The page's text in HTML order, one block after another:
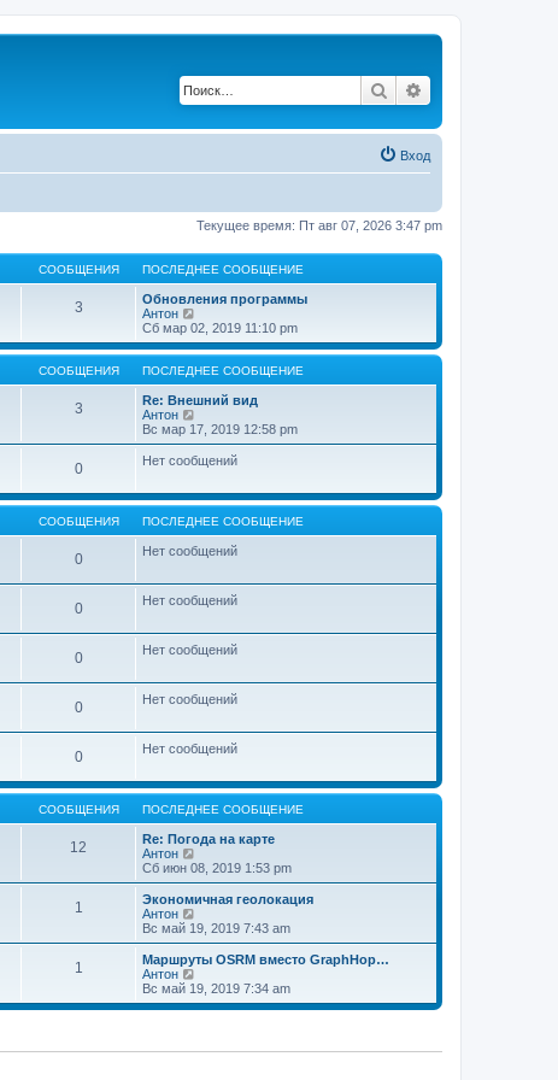
Поиск
Вход
Текущее время: Пт авг 07, 2026 3:47 pm
СООБЩЕНИЯ ПОСЛЕДНЕЕ СООБЩЕНИЕ
3
Обновления программы
Антон
е
р
е
й
т
и
п
о
с
д
н
е
м
у
о
о
щ
е
н
ю
Сб мар 02, 2019 11:10 pm
СООБЩЕНИЯ ПОСЛЕДНЕЕ СООБЩЕНИЕ
3
Re: Внешний вид
Антон
е
р
е
и
к
п
о
с
е
д
е
м
у
о
о
щ
е
ю
Вс мар 17, 2019 12:58 pm
0 Нет сообщений
СООБЩЕНИЯ ПОСЛЕДНЕЕ СООБЩЕНИЕ
0 Нет сообщений
0 Нет сообщений
0 Нет сообщений
0 Нет сообщений
0 Нет сообщений
СООБЩЕНИЯ ПОСЛЕДНЕЕ СООБЩЕНИЕ
12
Re: Погода на карте
Антон
е
р
е
т
п
о
с
л
н
Сб июн 08, 2019 1:53 pm
1
Экономичная геолокация
Антон
е
р
е
т
к
с
Вс май 19, 2019 7:43 am
1
Маршруты OSRM вместо GraphHop…
Антон
е
р
Вс май 19, 2019 7:34 am